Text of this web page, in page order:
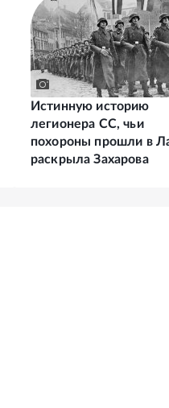
Истинную историю
легионера СС, чьи
похороны прошли в
раскрыла Захарова